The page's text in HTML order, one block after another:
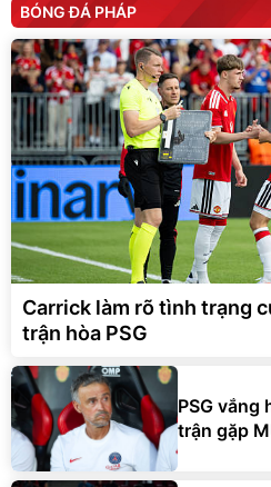
BÓNG ĐÁ PHÁP
Carrick làm rõ tình trạng
trận hòa PSG
PSG vắng
trận gặp